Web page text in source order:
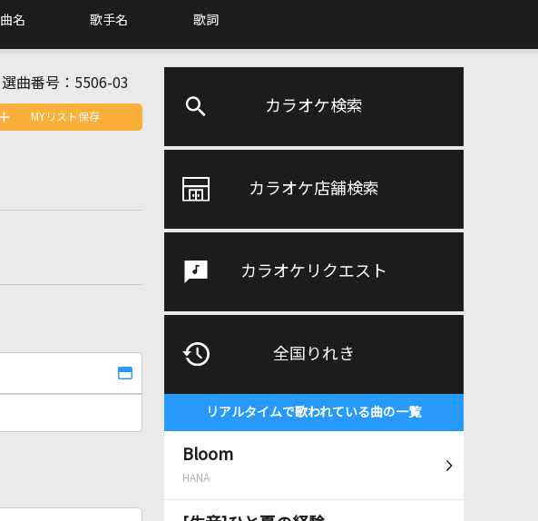
曲名 歌手名 歌詞
カラオケ検索
カラオケ店舗検索
カラオケリクエスト
全国りれき
リアルタイムで歌われている曲の一覧
Bloom
HANA
選曲番号： 5506-03
MYリスト保存